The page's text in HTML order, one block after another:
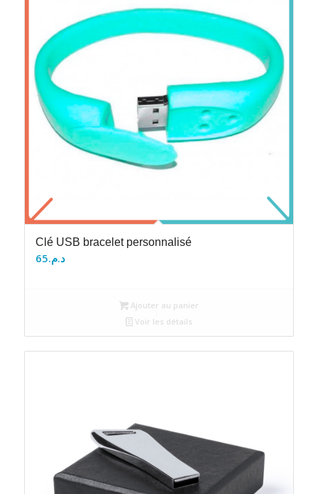
Clé USB bracelet personnalisé
د.م.65
Ajouter au panier
Voir les détails